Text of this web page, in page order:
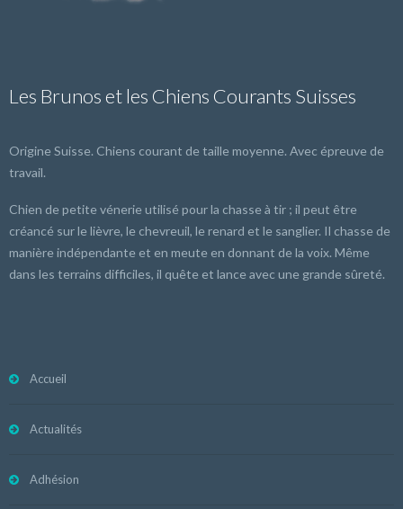
Les Brunos et les Chiens Courants Suisses
Origine Suisse. Chiens courant de taille moyenne. Avec épreuve de
travail.
Chien de petite vénerie utilisé pour la chasse à tir ; il peut être
créancé sur le lièvre, le chevreuil, le renard et le sanglier. Il chasse de
manière indépendante et en meute en donnant de la voix. Même
dans les terrains difficiles, il quête et lance avec une grande sûreté.
Accueil
Actualités
Adhésion